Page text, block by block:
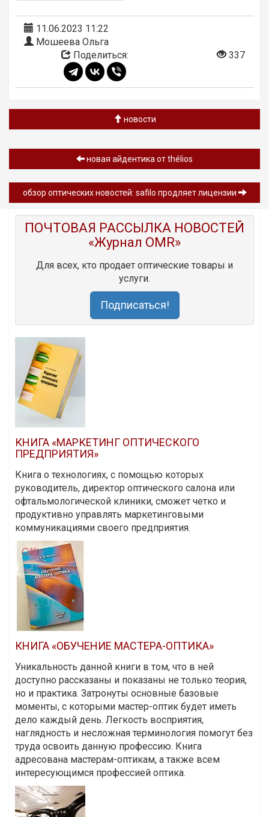
11.06.2023 11:22
Мошеева Ольга
Поделиться:
337
новости
новая айдентика от thélios
обзор оптических новостей: safilo продляет лицензии
ПОЧТОВАЯ РАССЫЛКА НОВОСТЕЙ
«Журнал OMR»
Для всех, кто продает оптические товары и
услуги.
Подписаться!
КНИГА «МАРКЕТИНГ ОПТИЧЕСКОГО
ПРЕДПРИЯТИЯ»
Книга о технологиях, с помощью которых
руководитель, директор оптического салона или
офтальмологической клиники, сможет четко и
продуктивно управлять маркетинговыми
коммуникациями своего предприятия.
КНИГА «ОБУЧЕНИЕ МАСТЕРА-ОПТИКА»
Уникальность данной книги в том, что в ней
доступно рассказаны и показаны не только теория,
но и практика. Затронуты основные базовые
моменты, с которыми мастер-оптик будет иметь
дело каждый день. Легкость восприятия,
наглядность и несложная терминология помогут без
труда освоить данную профессию. Книга
адресована мастерам-оптикам, а также всем
интересующимся профессией оптика.